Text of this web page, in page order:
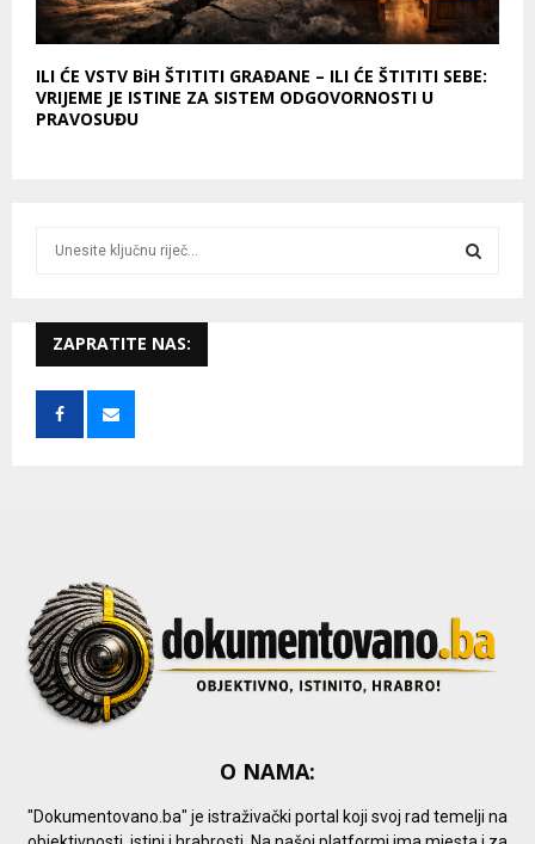
ILI ĆE VSTV BiH ŠTITITI GRAĐANE – ILI ĆE ŠTITITI SEBE:
VRIJEME JE ISTINE ZA SISTEM ODGOVORNOSTI U
PRAVOSUĐU
h
f
r
ZAPRATITE NAS:
O NAMA:
"Dokumentovano.ba" je istraživački portal koji svoj rad temelji na